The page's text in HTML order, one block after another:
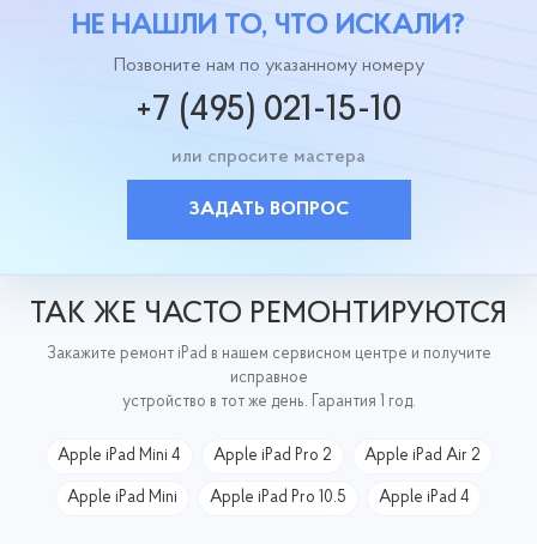
НЕ НАШЛИ ТО, ЧТО ИСКАЛИ?
Позвоните нам по указанному номеру
+7 (495) 021-15-10
или спросите мастера
ЗАДАТЬ ВОПРОС
ТАК ЖЕ ЧАСТО РЕМОНТИРУЮТСЯ
Закажите ремонт iPad в нашем сервисном центре и получите
исправное
устройство в тот же день. Гарантия 1 год.
Apple iPad Mini 4 Apple iPad Pro 2 Apple iPad Air 2
Apple iPad Mini Apple iPad Pro 10.5 Apple iPad 4